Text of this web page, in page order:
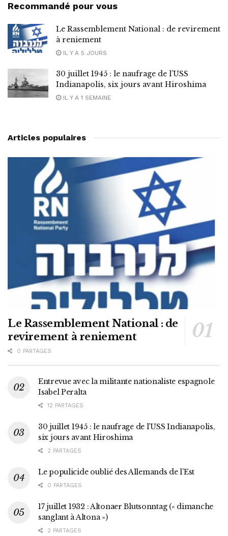
Recommandé pour vous
Le Rassemblement National : de revirement
à reniement
IL Y A 5 JOURS
30 juillet 1945 : le naufrage de l’USS
Indianapolis, six jours avant Hiroshima
IL Y A 1 SEMAINE
Articles populaires
Le Rassemblement National : de
revirement à reniement
0 PARTAGES
Entrevue avec la militante nationaliste espagnole
Isabel Peralta
12 PARTAGES
30 juillet 1945 : le naufrage de l’USS Indianapolis,
six jours avant Hiroshima
2 PARTAGES
Le populicide oublié des Allemands de l’Est
0 PARTAGES
17 juillet 1932 : Altonaer Blutsonntag (« dimanche
sanglant à Altona »)
2 PARTAGES